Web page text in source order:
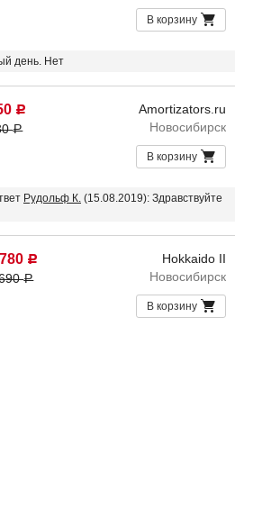
В корзину
день. Нет
Р
Р
Amortizators.ru
Новосибирск
В корзину
Рудольф К. (15.08.2019): Здравствуйте
Р
Р
Hokkaido II
Новосибирск
В корзину